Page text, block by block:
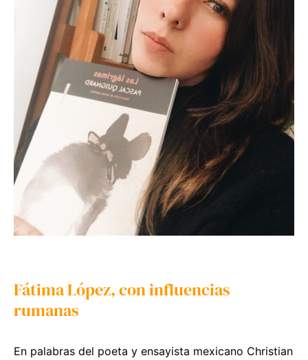
Fátima López, con influencias
rumanas
En palabras del poeta y ensayista mexicano Christian